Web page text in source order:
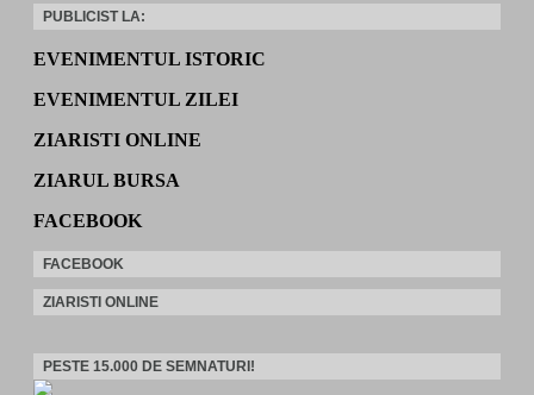
PUBLICIST LA:
EVENIMENTUL ISTORIC
EVENIMENTUL ZILEI
ZIARISTI ONLINE
ZIARUL BURSA
FACEBOOK
FACEBOOK
ZIARISTI ONLINE
PESTE 15.000 DE SEMNATURI!